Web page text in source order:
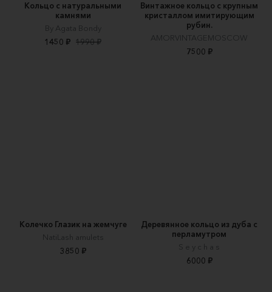
Кольцо с натуральными
камнями
By Agata Bondy
1450 ₽ 1990 ₽
Винтажное кольцо с крупным
кристаллом имитирующим
рубин.
AMORVINTAGEMOSCOW
7500 ₽
Колечко Глазик на жемчуге
NatiLash amulets
3850 ₽
Деревянное кольцо из дуба с
перламутром
S e y c h a s
6000 ₽